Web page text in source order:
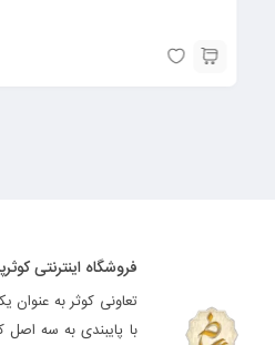
فروشگاه اینترنتی
تعاونی کوثر به
با پایبندی به سه